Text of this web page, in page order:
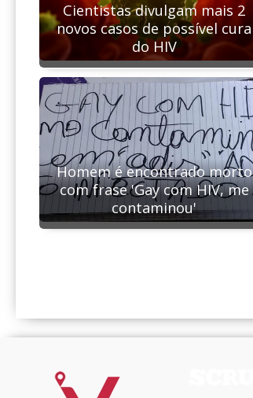
Cientistas divulgam mais 2
novos casos de possível cura
do HIV
Homem é encontrado morto
com frase 'Gay com HIV, me
contaminou'